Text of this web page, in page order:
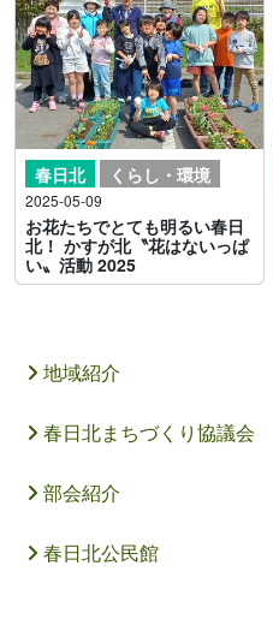
春日北 くらし・環境
2025-05-09
お花たちでとても明るい春日
北！ かすが北〝花はないっぱ
い〟活動 2025
地域紹介
春日北まちづくり協議会
部会紹介
春日北公民館